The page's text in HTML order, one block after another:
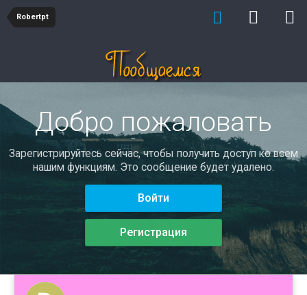
Robertpt
Добро пожаловать
Зарегистрируйтесь сейчас, чтобы получить доступ ко всем
нашим функциям. Это сообщение будет удалено.
Войти
Регистрация